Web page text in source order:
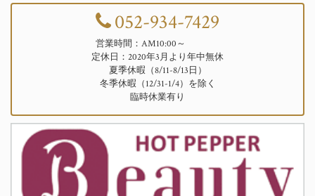
052-934-7429
営業時間：AM10:00～
定休日：2020年3月より年中無休
夏季休暇（8/11-8/13日）
冬季休暇（12/31-1/4）を除く
臨時休業有り